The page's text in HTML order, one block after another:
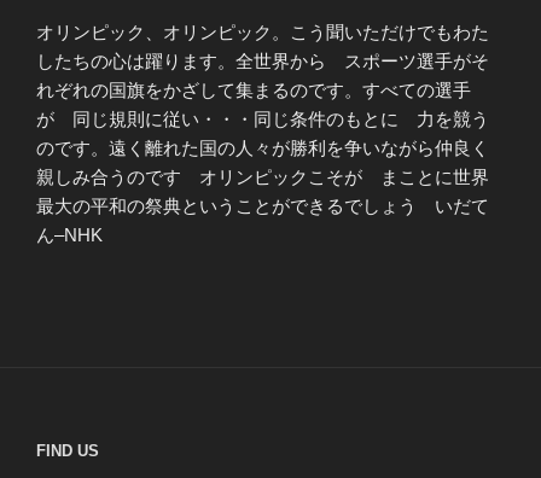
オリンピック、オリンピック。こう聞いただけでもわた
したちの心は躍ります。全世界から スポーツ選手がそ
れぞれの国旗をかざして集まるのです。すべての選手
が 同じ規則に従い・・・同じ条件のもとに 力を競う
のです。遠く離れた国の人々が勝利を争いながら仲良く
親しみ合うのです オリンピックこそが まことに世界
最大の平和の祭典ということができるでしょう いだて
ん–NHK
FIND US